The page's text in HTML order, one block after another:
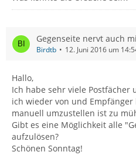
Gegenseite nervt auch
Birdtb 12. Juni 2016 um
Hallo,
Ich habe sehr viele Postfächer
ich wieder von und
manuell umzustellen ist zu
Gibt es eine Möglichkeit alle
aufzulösen?
Schönen Sonntag!